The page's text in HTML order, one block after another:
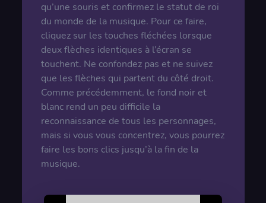
qu’une souris et confirmez le statut de roi
du monde de la musique. Pour ce faire,
cliquez sur les touches fléchées lorsque
deux flèches identiques à l’écran se
touchent. Ne confondez pas et ne suivez
que les flèches qui partent du côté droit.
Comme précédemment, le fond noir et
blanc rend un peu difficile la
reconnaissance de tous les personnages,
mais si vous vous concentrez, vous pourrez
faire les bons clics jusqu’à la fin de la
musique.